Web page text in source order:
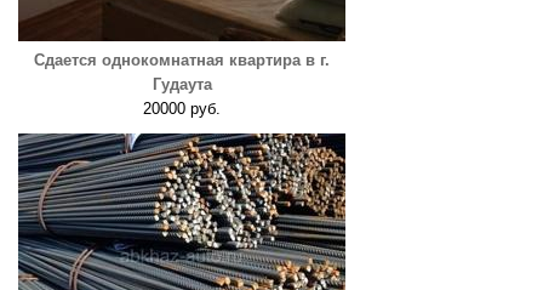
Сдается однокомнатная квартира в г.
Гудаута
20000 руб.